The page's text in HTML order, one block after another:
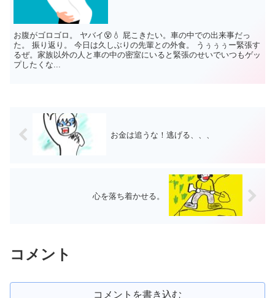
お腹がゴロゴロ。 ヤバイ😵💧 屁こきたい。車の中での出来事だっ
た。 振り返り。 今日は久しぶりの先輩との外食。 うぅぅぅー緊張す
るぜ。家族以外の人と車の中の密室にいると緊張のせいでいつもゲッ
プしたくな...
お金は追うな！逃げる、、、
心を落ち着かせる。
コメント
コメントを書き込む